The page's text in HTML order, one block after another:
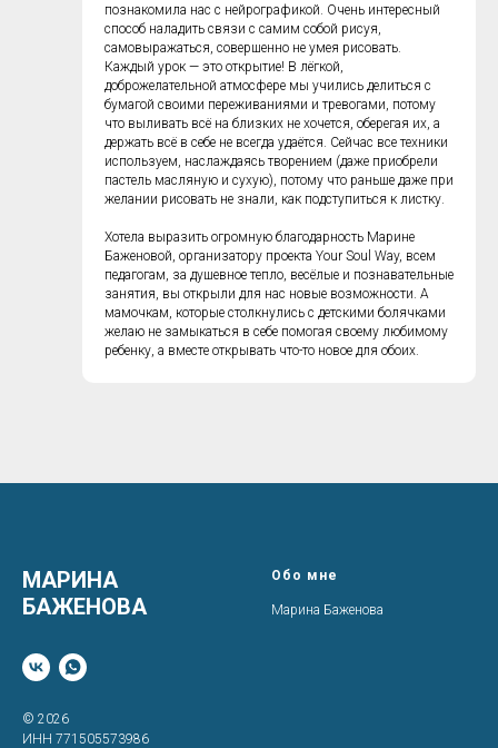
познакомила нас с нейрографикой. Очень интересный
способ наладить связи с самим собой рисуя,
самовыражаться, совершенно не умея рисовать.
Каждый урок — это открытие! В лёгкой,
доброжелательной атмосфере мы учились делиться с
бумагой своими переживаниями и тревогами, потому
что выливать всё на близких не хочется, оберегая их, а
держать всё в себе не всегда удаётся. Сейчас все техники
используем, наслаждаясь творением (даже приобрели
пастель масляную и сухую), потому что раньше даже при
желании рисовать не знали, как подступиться к листку.
Хотела выразить огромную благодарность Марине
Баженовой, организатору проекта Your Soul Way, всем
педагогам, за душевное тепло, весёлые и познавательные
занятия, вы открыли для нас новые возможности. А
мамочкам, которые столкнулись с детскими болячками
желаю не замыкаться в себе помогая своему любимому
ребенку, а вместе открывать что-то новое для обоих.
МАРИНА
БАЖЕНОВА
© 2026
ИНН 771505573986
Обо мне
Марина Баженова